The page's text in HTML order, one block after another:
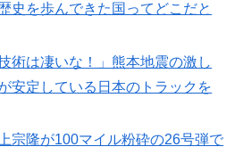
督挑戦か!?「視野には入れていま
の監督就任が可能【海外の反応】
宗隆が100マイル粉砕の26号弾で逆
＆四球率が高い奇妙な二面性」
史を歩んできた国ってどこだと
術は凄いな！」熊本地震の激し
安定している日本のトラックを
宗隆が100マイル粉砕の26号弾で